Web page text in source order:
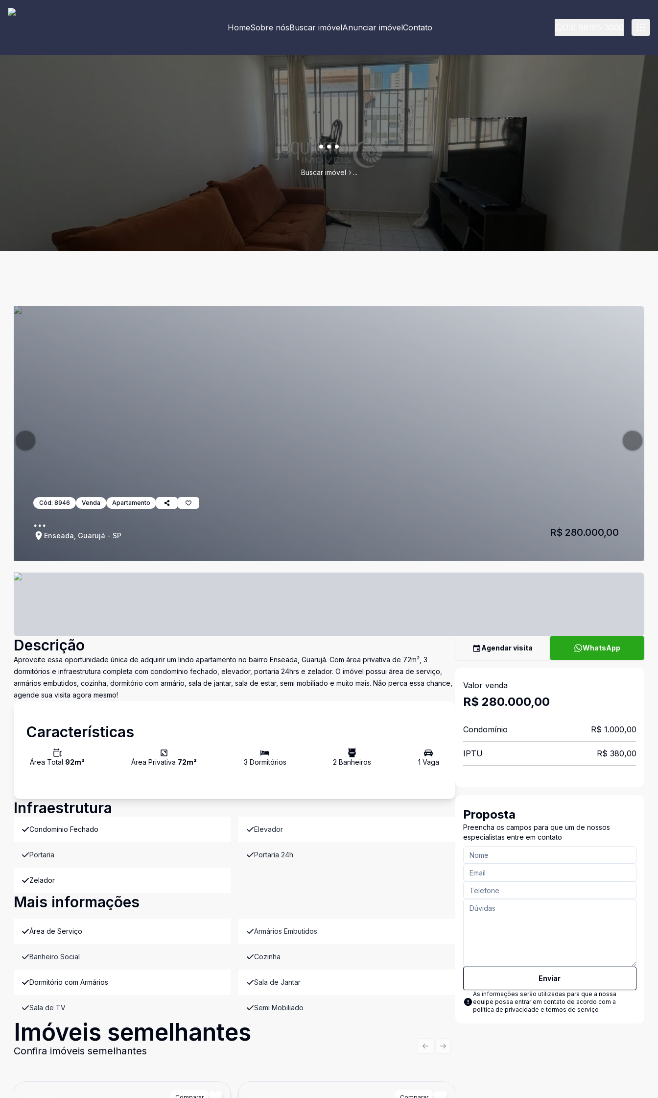
HomeSobre nósBuscar imóvelAnunciar imóvelContato
...
Buscar imóvel ...
Cód: 8946 Venda Apartamento
...
Enseada, Guarujá - SP R$ 280.000,00
Descrição
Aproveite essa oportunidade única de adquirir um lindo apartamento no bairro Enseada, Guarujá. Com área privativa de 72m², 3
dormitórios e infraestrutura completa com condomínio fechado, elevador, portaria 24hrs e zelador. O imóvel possui área de serviço,
armários embutidos, cozinha, dormitório com armário, sala de jantar, sala de estar, semi mobiliado e muito mais. Não perca essa chance,
agende sua visita agora mesmo!
Características
Área Total 92m² Área Privativa 72m² 3 Dormitórios 2 Banheiros 1 Vaga
Infraestrutura
Condomínio Fechado Elevador
Portaria Portaria 24h
Zelador
Mais informações
Área de Serviço Armários Embutidos
Banheiro Social Cozinha
Dormitório com Armários Sala de Jantar
Sala de TV Semi Mobiliado
Imóveis semelhantes
Confira imóveis semelhantes Previous slide
Next slide
Agendar visita WhatsApp
Valor venda
R$ 280.000,00
Condomínio R$ 1.000,00
IPTU R$ 380,00
Proposta
Preencha os campos para que um de nossos
especialistas entre em contato
Enviar
As informações serão utilizadas para que a nossa
equipe possa entrar em contato de acordo com a
política de privacidade e termos de serviço